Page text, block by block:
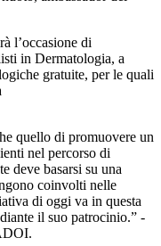
l’occasione di
in Dermatologia, a
gratuite, per le quali
quello di promuovere un
nel percorso di
deve basarsi su una
coinvolti nelle
di oggi va in questa
il suo patrocinio.” -